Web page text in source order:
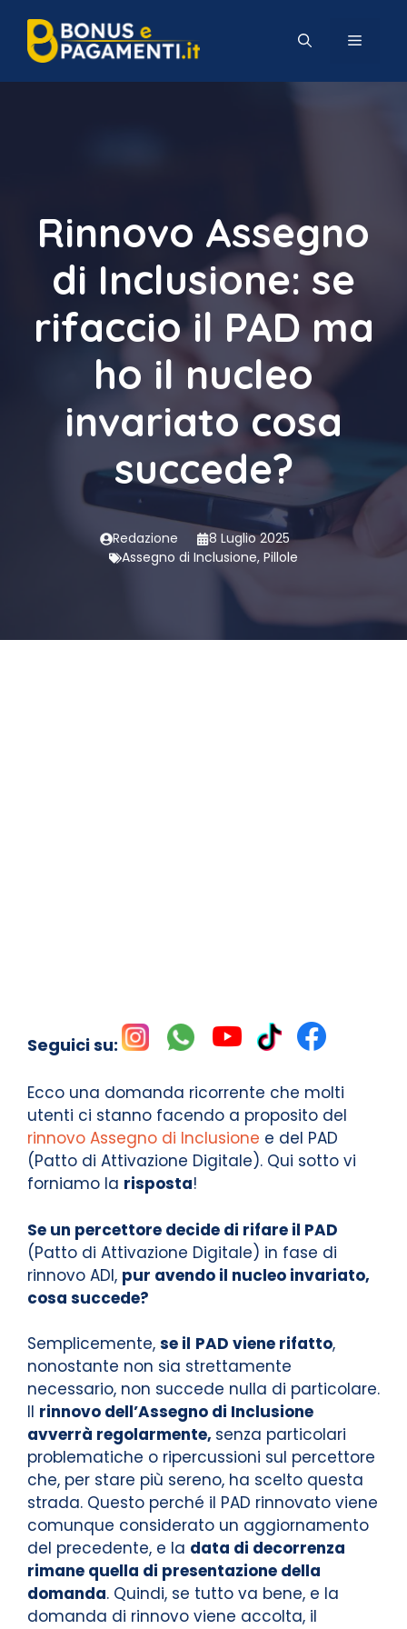
contenuto
MENU
Rinnovo Assegno
di Inclusione: se
rifaccio il PAD ma
ho il nucleo
invariato cosa
succede?
Redazione
8 Luglio 2025
Assegno di Inclusione, Pillole
Seguici su:
Ecco una domanda ricorrente che molti
utenti ci stanno facendo a proposito del
rinnovo Assegno di Inclusione e del PAD
(Patto di Attivazione Digitale). Qui sotto vi
forniamo la risposta!
Se un percettore decide di rifare il PAD
(Patto di Attivazione Digitale) in fase di
rinnovo ADI, pur avendo il nucleo invariato,
cosa succede?
Semplicemente, se il PAD viene rifatto,
nonostante non sia strettamente
necessario, non succede nulla di particolare.
Il rinnovo dell’Assegno di Inclusione
avverrà regolarmente, senza particolari
problematiche o ripercussioni sul percettore
che, per stare più sereno, ha scelto questa
strada. Questo perché il PAD rinnovato viene
comunque considerato un aggiornamento
del precedente, e la data di decorrenza
rimane quella di presentazione della
domanda. Quindi, se tutto va bene, e la
domanda di rinnovo viene accolta, il